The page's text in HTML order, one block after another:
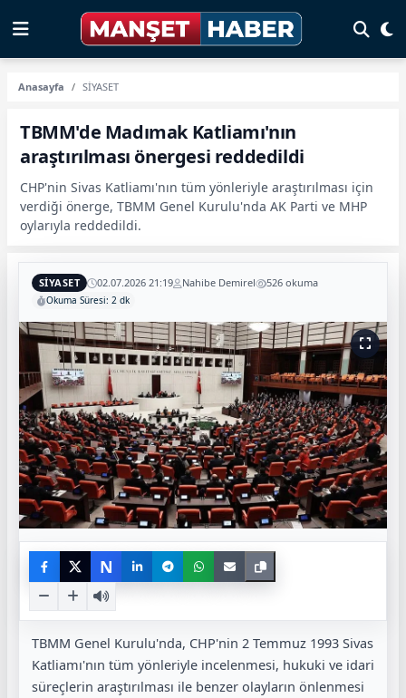
Anasayfa SİYASET
TBMM'de Madımak Katliamı'nın
araştırılması önergesi reddedildi
CHP'nin Sivas Katliamı'nın tüm yönleriyle araştırılması için
verdiği önerge, TBMM Genel Kurulu'nda AK Parti ve MHP
oylarıyla reddedildi.
SİYASET 02.07.2026 21:19 Nahibe Demirel 526 okuma
Okuma Süresi: 2 dk
N
TBMM Genel Kurulu'nda, CHP'nin 2 Temmuz 1993 Sivas
Katliamı'nın tüm yönleriyle incelenmesi, hukuki ve idari
süreçlerin araştırılması ile benzer olayların önlenmesi